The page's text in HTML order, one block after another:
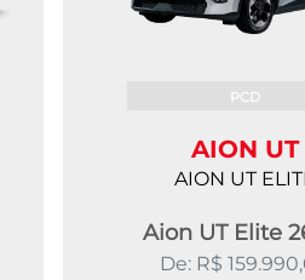
AION UT
AION UT
Aion UT Elite
PCD
De: R$